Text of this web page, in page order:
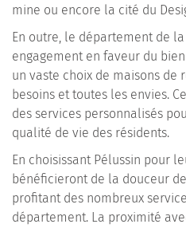
mine ou encore la cité du
En outre, le département de
engagement en faveur du
un vaste choix de maisons de
besoins et toutes les envies.
des services personnalisés
qualité de vie des résidents.
En choisissant Pélussin pour
bénéficieront de la douceur
profitant des nombreux
département. La proximité